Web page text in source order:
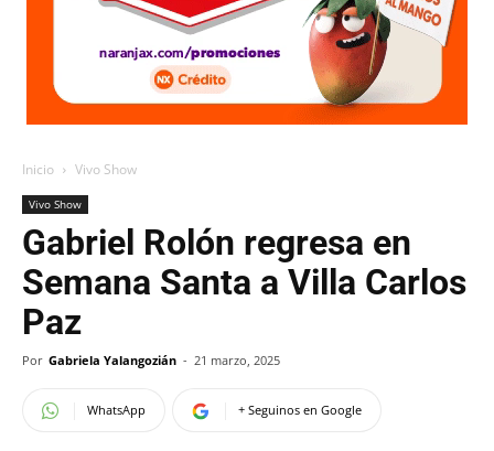
Inicio Vivo Show
Vivo Show
Gabriel Rolón regresa en
Semana Santa a Villa Carlos
Paz
Por Gabriela Yalangozián - 21 marzo, 2025
WhatsApp + Seguinos en Google